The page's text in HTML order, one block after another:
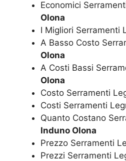
Economici
Olona
I Migliori Serramenti
A Basso Costo
Olona
A Costi Bassi
Olona
Costo Serramenti
Costi Serramenti
Quanto Costano
Induno Olona
Prezzo Serramenti
Prezzi Serramenti